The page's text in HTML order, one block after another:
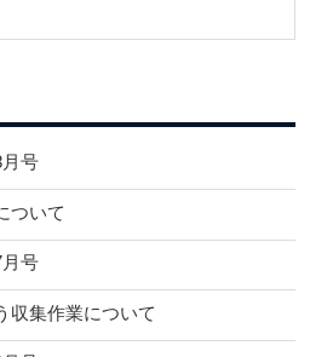
号
ついて
号
収集作業について